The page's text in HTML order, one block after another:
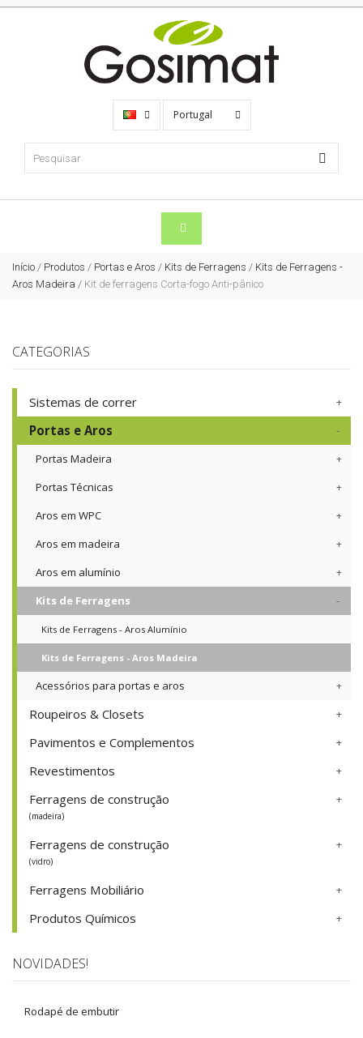
Portugal
Início / Produtos / Portas e Aros / Kits de Ferragens / Kits de Ferragens -
Aros Madeira / Kit de ferragens Corta-fogo Anti-pânico
CATEGORIAS
Sistemas de correr
Portas e Aros
Portas Madeira
Portas Técnicas
Aros em WPC
Aros em madeira
Aros em alumínio
Kits de Ferragens
Kits de Ferragens - Aros Alumínio
Kits de Ferragens - Aros Madeira
Acessórios para portas e aros
Roupeiros & Closets
Pavimentos e Complementos
Revestimentos
Ferragens de construção
(madeira)
Ferragens de construção
(vidro)
Ferragens Mobiliário
Produtos Químicos
NOVIDADES!
Rodapé de embutir